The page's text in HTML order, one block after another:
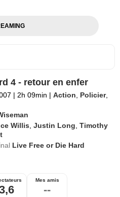
4 - retour en enfer
| 2h 09min | Action Policier,
Willis ,Justin Long ,Timothy
Live Free or Die Hard
Mes amis
--